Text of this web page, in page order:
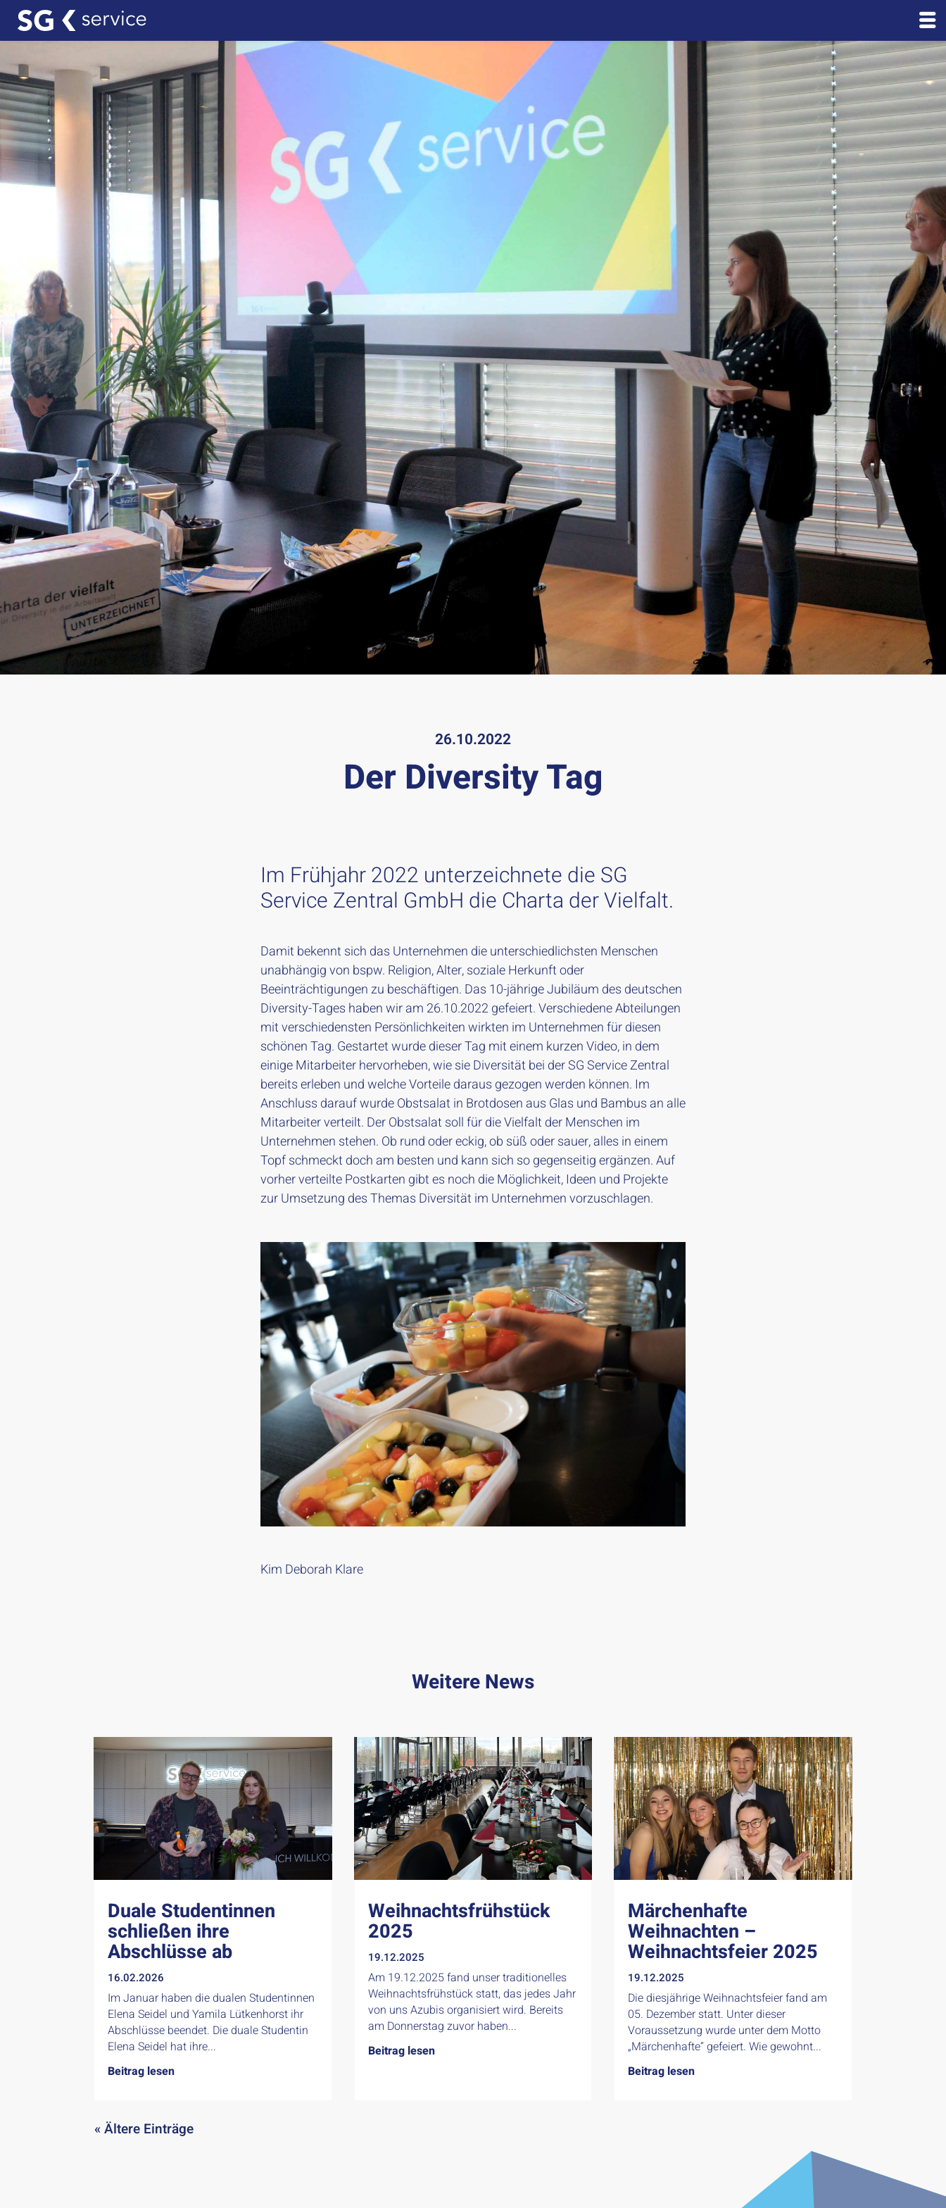
26.10.2022
Der Diversity Tag
Im Frühjahr 2022 unterzeichnete die SG
Service Zentral GmbH die Charta der Vielfalt.
Damit bekennt sich das Unternehmen die unterschiedlichsten Menschen
unabhängig von bspw. Religion, Alter, soziale Herkunft oder
Beeinträchtigungen zu beschäftigen. Das 10-jährige Jubiläum des deutschen
Diversity-Tages haben wir am 26.10.2022 gefeiert. Verschiedene Abteilungen
mit verschiedensten Persönlichkeiten wirkten im Unternehmen für diesen
schönen Tag. Gestartet wurde dieser Tag mit einem kurzen Video, in dem
einige Mitarbeiter hervorheben, wie sie Diversität bei der SG Service Zentral
bereits erleben und welche Vorteile daraus gezogen werden können. Im
Anschluss darauf wurde Obstsalat in Brotdosen aus Glas und Bambus an alle
Mitarbeiter verteilt. Der Obstsalat soll für die Vielfalt der Menschen im
Unternehmen stehen. Ob rund oder eckig, ob süß oder sauer, alles in einem
Topf schmeckt doch am besten und kann sich so gegenseitig ergänzen. Auf
vorher verteilte Postkarten gibt es noch die Möglichkeit, Ideen und Projekte
zur Umsetzung des Themas Diversität im Unternehmen vorzuschlagen.
Kim Deborah Klare
Weitere News
Duale Studentinnen
schließen ihre
Abschlüsse ab
16.02.2026
Im Januar haben die dualen Studentinnen
Elena Seidel und Yamila Lütkenhorst ihr
Abschlüsse beendet. Die duale Studentin
Elena Seidel hat ihre...
Beitrag lesen
Weihnachtsfrühstück
2025
19.12.2025
Am 19.12.2025 fand unser traditionelles
Weihnachtsfrühstück statt, das jedes Jahr
von uns Azubis organisiert wird. Bereits
am Donnerstag zuvor haben...
Beitrag lesen
Märchenhafte
Weihnachten –
Weihnachtsfeier 2025
19.12.2025
Die diesjährige Weihnachtsfeier fand am
05. Dezember statt. Unter dieser
Voraussetzung wurde unter dem Motto
„Märchenhafte“ gefeiert. Wie gewohnt...
Beitrag lesen
« Ältere Einträge